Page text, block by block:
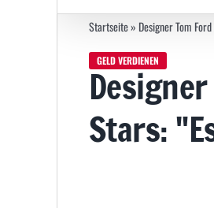
Startseite» Designer Tom
GELD VERDIENEN
Stars: